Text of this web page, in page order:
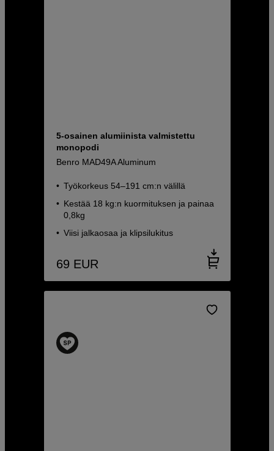
5-osainen alumiinista valmistettu
monopodi
Benro MAD49A Aluminum
Työkorkeus 54–191 cm:n välillä
Kestää 18 kg:n kuormituksen ja painaa
0,8kg
Viisi jalkaosaa ja klipsilukitus
69 EUR